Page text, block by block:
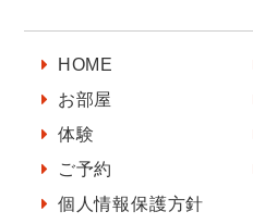
HOME
お部屋
体験
ご予約
個人情報保護方針